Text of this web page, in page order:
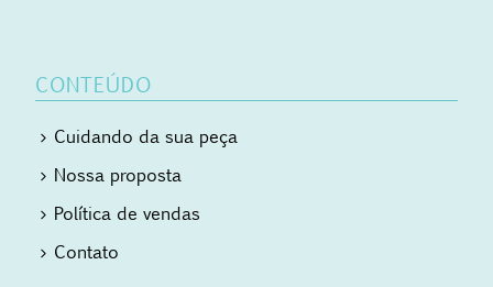
CONTEÚDO
Cuidando da sua peça
Nossa proposta
Política de vendas
Contato